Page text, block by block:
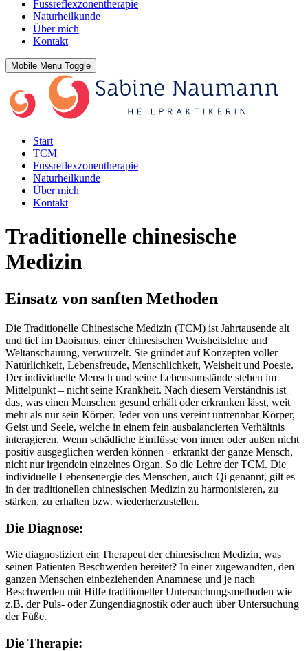
Fussreflexzonentherapie
Naturheilkunde
Über mich
Kontakt
Mobile Menu Toggle
Start
TCM
Fussreflexzonentherapie
Naturheilkunde
Über mich
Kontakt
Traditionelle chinesische
Medizin
Einsatz von sanften Methoden
Die Traditionelle Chinesische Medizin (TCM) ist Jahrtausende alt
und tief im Daoismus, einer chinesischen Weisheitslehre und
Weltanschauung, verwurzelt. Sie gründet auf Konzepten voller
Natürlichkeit, Lebensfreude, Menschlichkeit, Weisheit und Poesie.
Der individuelle Mensch und seine Lebensumstände stehen im
Mittelpunkt – nicht seine Krankheit. Nach diesem Verständnis ist
das, was einen Menschen gesund erhält oder erkranken lässt, weit
mehr als nur sein Körper. Jeder von uns vereint untrennbar Körper,
Geist und Seele, welche in einem fein ausbalancierten Verhältnis
interagieren. Wenn schädliche Einflüsse von innen oder außen nicht
positiv ausgeglichen werden können - erkrankt der ganze Mensch,
nicht nur irgendein einzelnes Organ. So die Lehre der TCM. Die
individuelle Lebensenergie des Menschen, auch Qi genannt, gilt es
in der traditionellen chinesischen Medizin zu harmonisieren, zu
stärken, zu erhalten bzw. wiederherzustellen.
Die Diagnose:
Wie diagnostiziert ein Therapeut der chinesischen Medizin, was
seinen Patienten Beschwerden bereitet? In einer zugewandten, den
ganzen Menschen einbeziehenden Anamnese und je nach
Beschwerden mit Hilfe traditioneller Untersuchungsmethoden wie
z.B. der Puls- oder Zungendiagnostik oder auch über Untersuchung
der Füße.
Die Therapie: